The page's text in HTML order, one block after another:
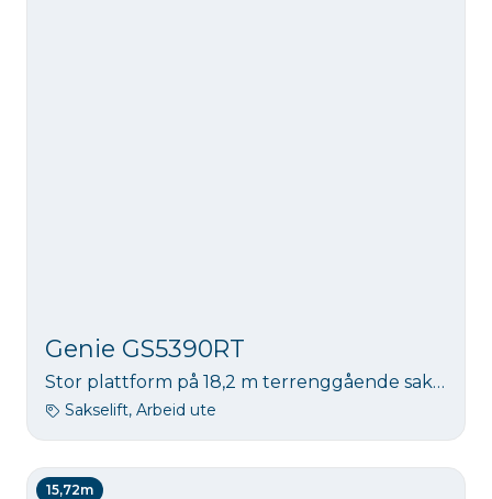
Genie GS5390RT
Stor plattform på 18,2 m terrenggående sakselift. Løftekapasitet 680 kg. Et godt alternativ til stillas på noen byggeoppdrag.
Sakselift, Arbeid ute
15,72m